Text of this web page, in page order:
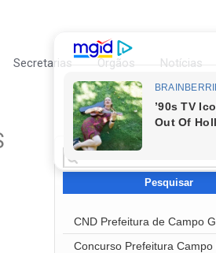
Secretarias Órgãos Notícias
Pesquisar
por:
CND Prefeitura de Campo
Concurso Prefeitura Campo